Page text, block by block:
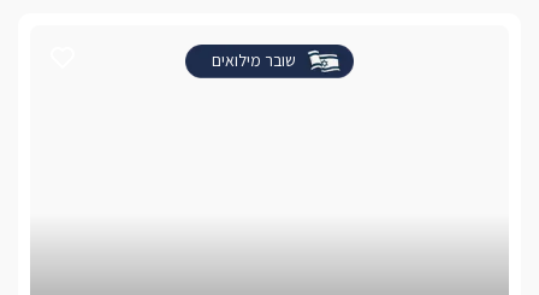
שובר מילואים